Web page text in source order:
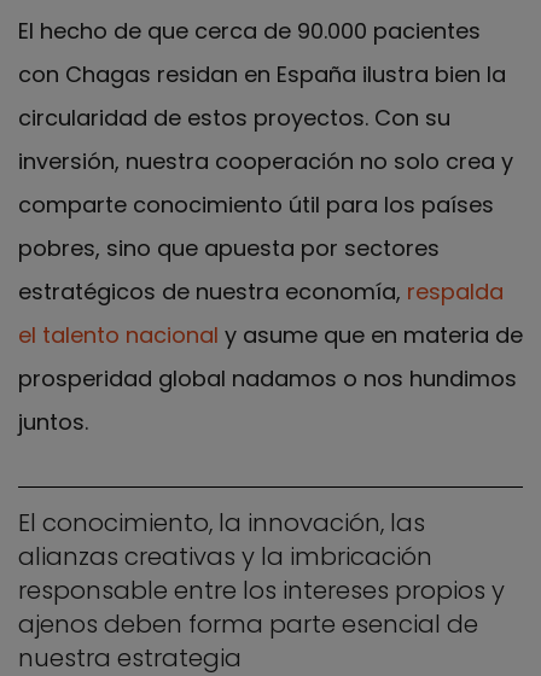
El hecho de que cerca de 90.000 pacientes
con Chagas residan en España ilustra bien la
circularidad de estos proyectos. Con su
inversión, nuestra cooperación no solo crea y
comparte conocimiento útil para los países
pobres, sino que apuesta por sectores
estratégicos de nuestra economía, respalda
el talento nacional y asume que en materia de
prosperidad global nadamos o nos hundimos
juntos.
El conocimiento, la innovación, las
alianzas creativas y la imbricación
responsable entre los intereses propios y
ajenos deben forma parte esencial de
nuestra estrategia